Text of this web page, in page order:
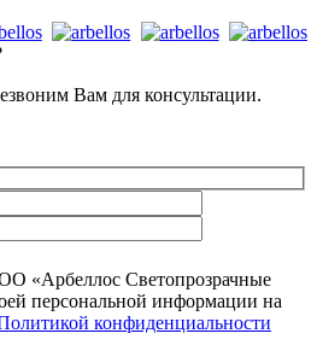
Вам для консультации.
«Арбеллос Светопрозрачные
персональной информации на
конфиденциальности